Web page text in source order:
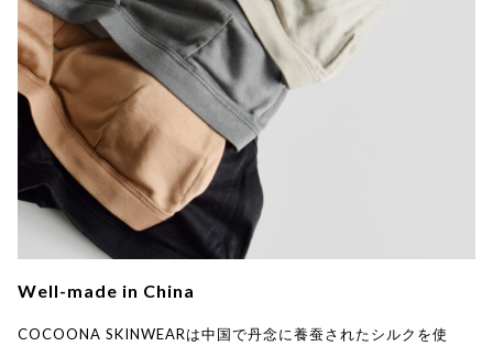
Well-made in China
COCOONA SKINWEARは中国で丹念に養蚕されたシルクを使